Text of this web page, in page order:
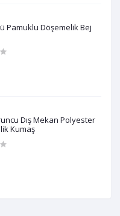
Pamuklu Döşemelik Bej
Dış Mekan Polyester
Kumaş